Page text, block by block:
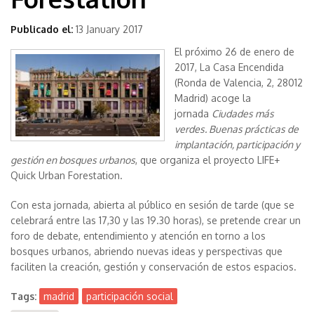
Publicado el: 13 January 2017
El próximo 26 de enero de
2017, La Casa Encendida
(Ronda de Valencia, 2, 28012
Madrid) acoge la
jornada Ciudades más
verdes. Buenas prácticas de
implantación, participación y
gestión en bosques urbanos, que organiza el proyecto LIFE+
Quick Urban Forestation.
Con esta jornada, abierta al público en sesión de tarde (que se
celebrará entre las 17,30 y las 19.30 horas), se pretende crear un
foro de debate, entendimiento y atención en torno a los
bosques urbanos, abriendo nuevas ideas y perspectivas que
faciliten la creación, gestión y conservación de estos espacios.
Tags: madrid
participación social